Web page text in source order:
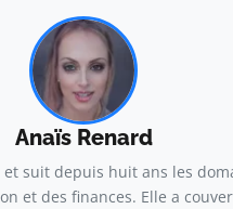
Anaïs Renard
suit depuis huit ans les
et des finances. Elle a